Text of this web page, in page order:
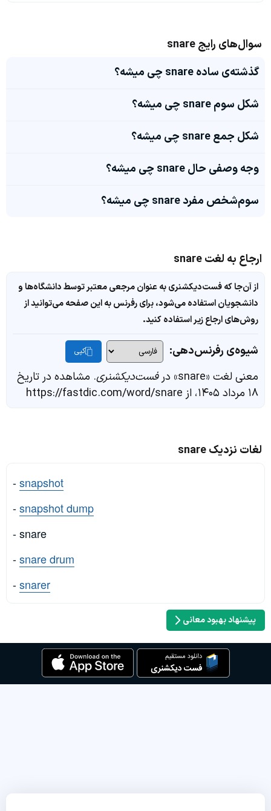
سوال‌های رایج snare
گذشته‌ی ساده snare چی میشه؟
شکل سوم snare چی میشه؟
شکل جمع snare چی میشه؟
وجه وصفی حال snare چی میشه؟
سوم‌شخص مفرد snare چی میشه؟
ارجاع به لغت snare
از آن‌جا که فست‌دیکشنری به عنوان مرجعی معتبر توسط دانشگاه‌ها و
دانشجویان استفاده می‌شود، برای رفرنس به این صفحه می‌توانید از
روش‌های ارجاع زیر استفاده کنید.
شیوه‌ی رفرنس‌دهی: کپی
معنی لغت «snare» در فست‌دیکشنری. مشاهده در تاریخ
۱۸ مرداد ۱۴۰۵، از https://fastdic.com/word/snare
لغات نزدیک snare
-snapshot
-snapshot dump
- snare
-snare drum
-snarer
پیشنهاد بهبود معانی